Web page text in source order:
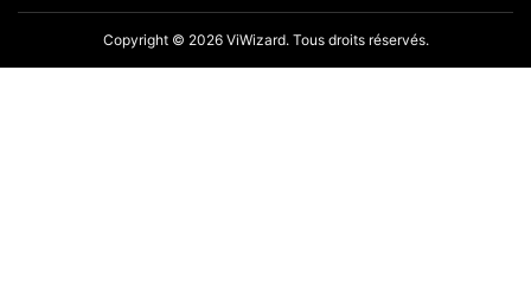
Copyright © 2026 ViWizard. Tous droits réservés.